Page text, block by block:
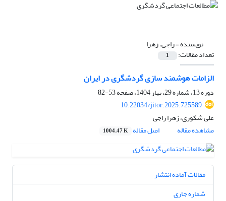
نویسنده =راجی، زهرا
تعداد مقالات: 1
الزامات هوشمند سازی گردشگری در ایران
دوره 13، شماره 29، بهار 1404، صفحه
53-82
10.22034/jitor.2025.725589
علی شکوری، زهرا راجی
مشاهده مقاله
اصل مقاله 1004.47 K
مقالات آماده انتشار
شماره جاری